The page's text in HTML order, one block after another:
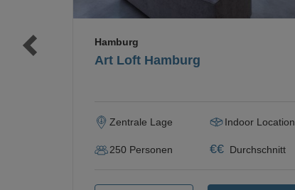
Art Loft Hamburg
Hamburg
Zentrale Lage Indoor Location
250 Personen €€ Durchschnitt